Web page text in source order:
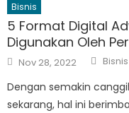
Bisnis
5 Format Digital
Digunakan Oleh
Posted
on
Nov 28, 2022 Author
Bisnis
Dengan semakin
sekarang, hal ini